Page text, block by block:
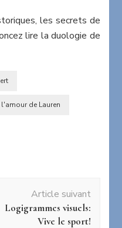
les secrets de
lire la duologie de
l'amour de Lauren
Article suivant
Logigrammes visuels:
Vive le sport!